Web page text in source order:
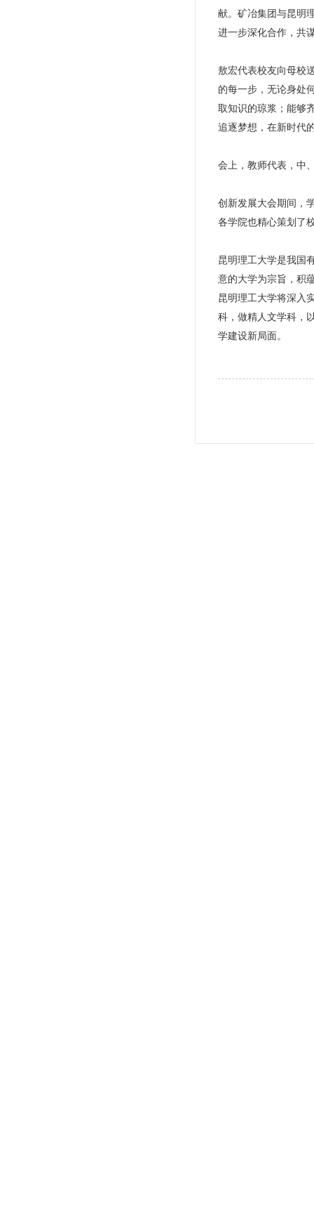
献。矿冶集团与昆明
进一步深化合作，共
敖宏代表校友向母校
的每一步，无论身处
取知识的琼浆；能够
追逐梦想，在新时代
会上，教师代表，中
创新发展大会期间，
各学院也精心策划了
昆明理工大学是我国
意的大学为宗旨，积
昆明理工大学将深入
科，做精人文学科，
学建设新局面。